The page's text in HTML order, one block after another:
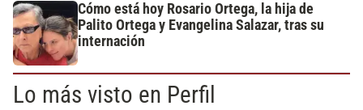
Cómo está hoy Rosario Ortega, la hija de
Palito Ortega y Evangelina Salazar, tras su
internación
Lo más visto en Perfil